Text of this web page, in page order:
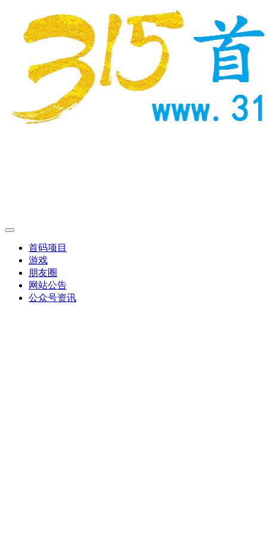
首码项目
游戏
朋友圈
网站公告
公众号资讯